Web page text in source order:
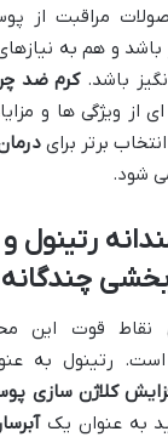
مراقبت از
باشد و هم به
باشد.کرم ضد
از ویژگی ها و
برتر برای
شود.
رتینول
چندگانه
نقاط قوت این
است. رتینول به
کلاژن سازی
به عنوان یک